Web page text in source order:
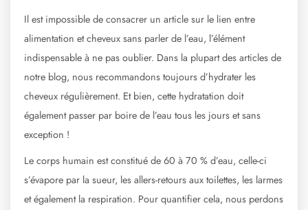
Il est impossible de consacrer un article sur le lien entre
alimentation et cheveux sans parler de l’eau, l’élément
indispensable à ne pas oublier. Dans la plupart des articles de
notre blog, nous recommandons toujours d’hydrater les
cheveux régulièrement. Et bien, cette hydratation doit
également passer par boire de l’eau tous les jours et sans
exception !
Le corps humain est constitué de 60 à 70 % d’eau, celle-ci
s’évapore par la sueur, les allers-retours aux toilettes, les larmes
et également la respiration. Pour quantifier cela, nous perdons